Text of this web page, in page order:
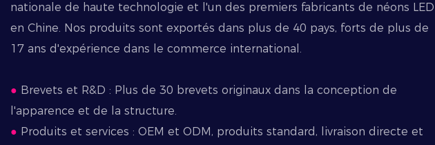
nationale de haute technologie et l'un des premiers fabricants de néons LED
en Chine. Nos produits sont exportés dans plus de 40 pays, forts de plus de
17 ans d'expérience dans le commerce international.
● Brevets et R&D : Plus de 30 brevets originaux dans la conception de
l'apparence et de la structure.
● Produits et services : OEM et ODM, produits standard, livraison directe et